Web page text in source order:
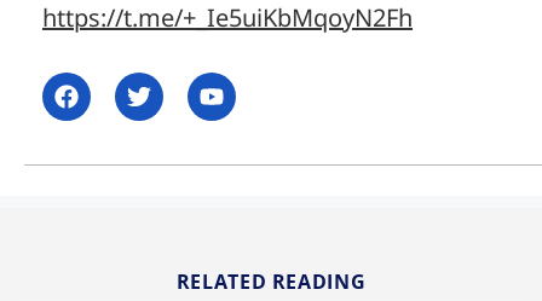
https://t.me/+_Ie5uiKbMqoyN2Fh
RELATED READING